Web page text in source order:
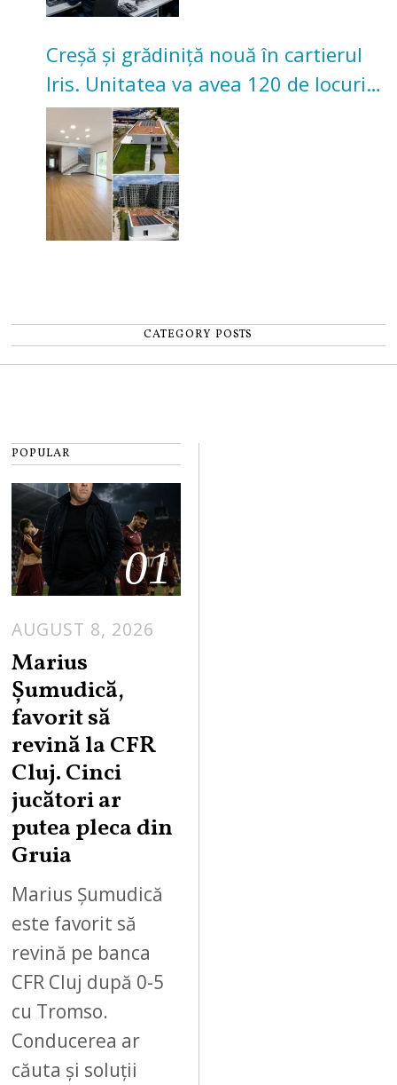
Creșă și grădiniță nouă în cartierul
Iris. Unitatea va avea 120 de locuri
pentru copii
CATEGORY POSTS
POPULAR
01
AUGUST 8, 2026
Marius
Șumudică,
favorit să
revină la CFR
Cluj. Cinci
jucători ar
putea pleca din
Gruia
Marius Șumudică
este favorit să
revină pe banca
CFR Cluj după 0-5
cu Tromso.
Conducerea ar
căuta și soluții